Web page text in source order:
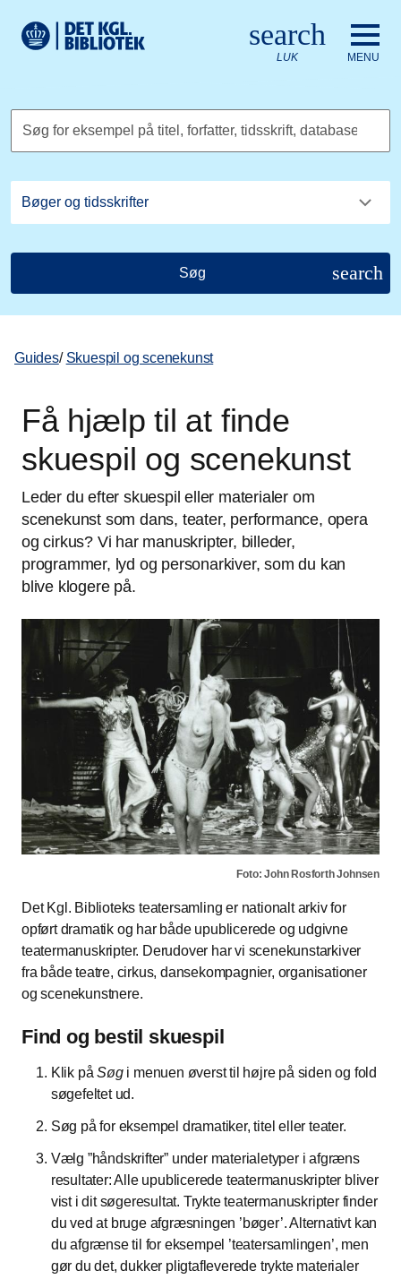
Det Kongelige Biblioteks logo. Gå til Det Kongelige
search
LUK MENU
Søg for eksempel på titel, forfatter, tidsskrift, database
Søg search
Guides/ Skuespil og scenekunst
Få hjælp til at finde
skuespil og scenekunst
Leder du efter skuespil eller materialer om
scenekunst som dans, teater, performance, opera
og cirkus? Vi har manuskripter, billeder,
programmer, lyd og personarkiver, som du kan
blive klogere på.
Foto: John Rosforth Johnsen
Det Kgl. Biblioteks teatersamling er nationalt arkiv for
opført dramatik og har både upublicerede og udgivne
teatermanuskripter. Derudover har vi scenekunstarkiver
fra både teatre, cirkus, dansekompagnier, organisationer
og scenekunstnere.
Find og bestil skuespil
Klik påSøgi menuen øverst til højre på siden og fold
søgefeltet ud.
Søg på for eksempel dramatiker, titel eller teater.
Vælg ”håndskrifter” under materialetyper i afgræns
resultater: Alle upublicerede teatermanuskripter bliver
vist i dit søgeresultat. Trykte teatermanuskripter finder
du ved at bruge afgræsningen ’bøger’. Alternativt kan
du afgrænse til for eksempel ’teatersamlingen’, men
gør du det, dukker pligtafleverede trykte materialer